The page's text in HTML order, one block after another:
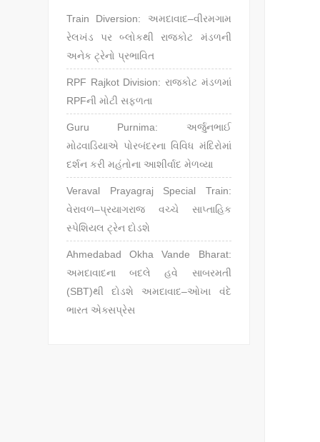
Train Diversion: અમદાવાદ–વીરમગામ
રેલખંડ પર બ્લોકથી રાજકોટ મંડળની
અનેક ટ્રેનો પ્રભાવિત
RPF Rajkot Division: રાજકોટ મંડળમાં
RPFની મોટી સફળતા
Guru Purnima: અર્જુનભાઈ
મોઢવાડિયાએ પોરબંદરના વિવિધ મંદિરોમાં
દર્શન કરી મહંતોના આશીર્વાદ મેળવ્યા
Veraval Prayagraj Special Train:
વેરાવળ–પ્રયાગરાજ વચ્ચે સાપ્તાહિક
સ્પેશિયલ ટ્રેન દોડશે
Ahmedabad Okha Vande Bharat:
અમદાવાદના બદલે હવે સાબરમતી
(SBT)થી દોડશે અમદાવાદ–ઓખા વંદે
ભારત એક્સપ્રેસ